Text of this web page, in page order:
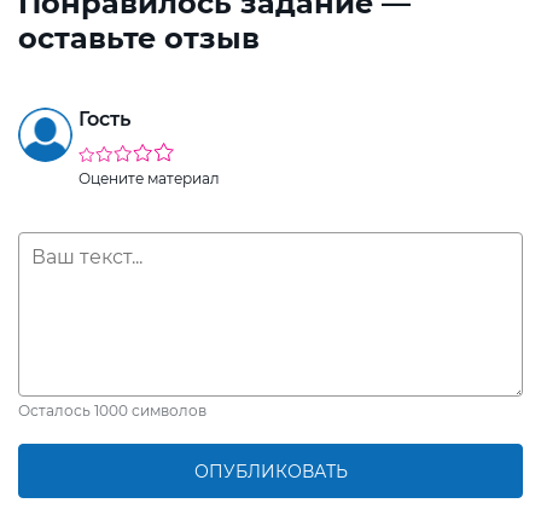
оставьте отзыв
Гость
Оцените материал
Осталось 1000 символов
ОПУБЛИКОВАТЬ